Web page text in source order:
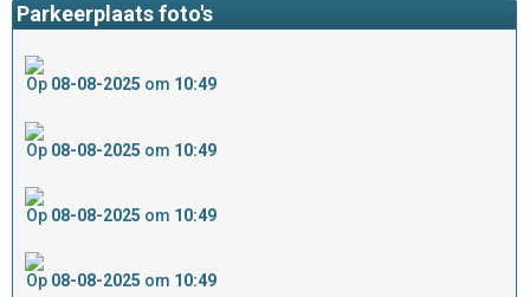
Parkeerplaats foto's
Op 08-08-2025 om 10:49
Op 08-08-2025 om 10:49
Op 08-08-2025 om 10:49
Op 08-08-2025 om 10:49